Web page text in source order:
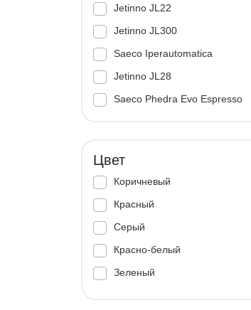
Jetinno JL22
Jetinno JL300
Saeco Iperautomatica
Jetinno JL28
Saeco Phedra Evo Espresso
Цвет
Коричневый
Красный
Серый
Красно-белый
Зеленый